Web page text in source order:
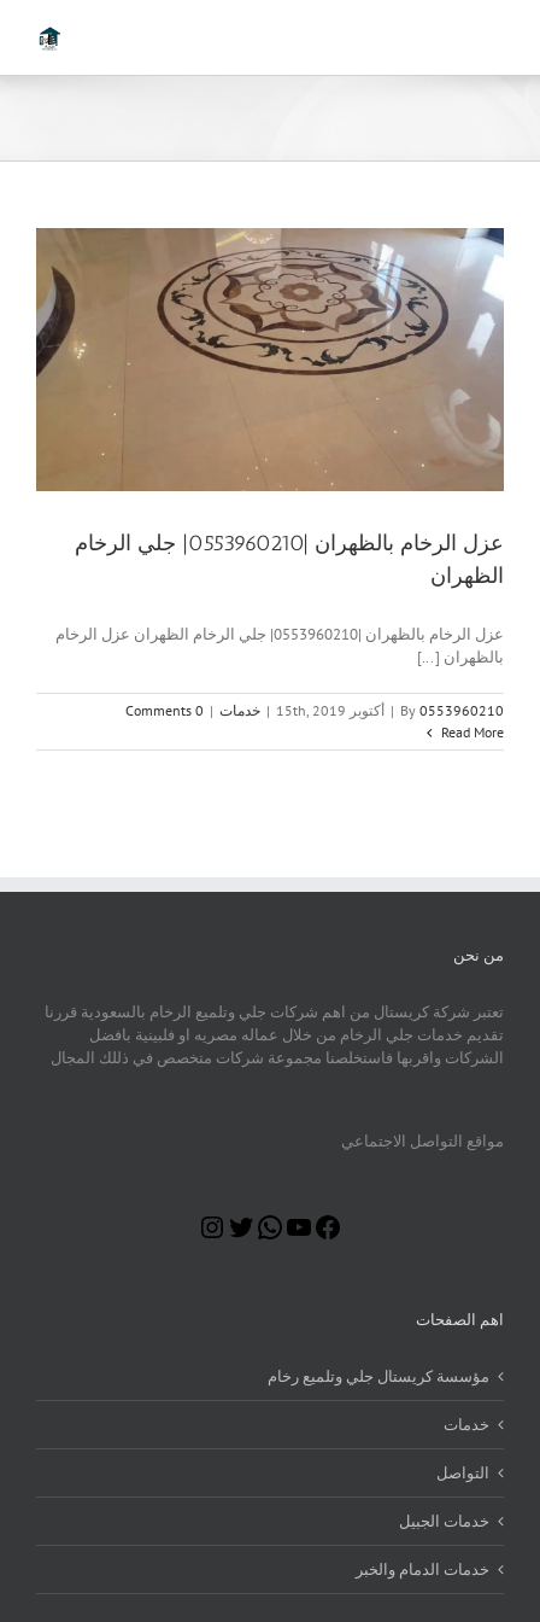
عزل الرخام بالظهران |0553960210| جلي الرخام
الظهران
عزل الرخام بالظهران |0553960210| جلي الرخام الظهران عزل الرخام
بالظهران [...]
By 0553960210
| أكتوبر 15th, 2019 | خدمات |
0 Comments
Read More
من نحن
تعتبر شركة كريستال من اهم شركات جلي وتلميع الرخام بالسعودية قررنا
تقديم خدمات جلي الرخام من خلال عماله مصريه او فلبينية بافضل
الشركات واقربها فاستخلصنا مجموعة شركات متخصص في ذللك المجال
مواقع التواصل الاجتماعي
Facebook
YouTube
WhatsApp
Twitter
اهم الصفحات
مؤسسة كريستال جلي وتلميع رخام
خدمات
التواصل
خدمات الجبيل
خدمات الدمام والخبر